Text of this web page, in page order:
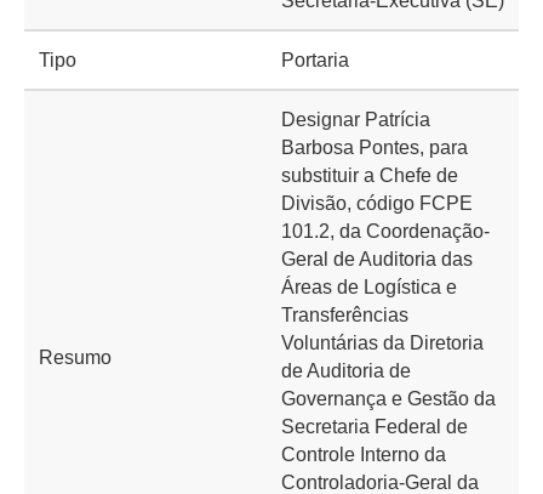
Tipo Portaria
Resumo
Designar Patrícia
Barbosa Pontes, para
substituir a Chefe de
Divisão, código FCPE
101.2, da Coordenação-
Geral de Auditoria das
Áreas de Logística e
Transferências
Voluntárias da Diretoria
de Auditoria de
Governança e Gestão da
Secretaria Federal de
Controle Interno da
Controladoria-Geral da